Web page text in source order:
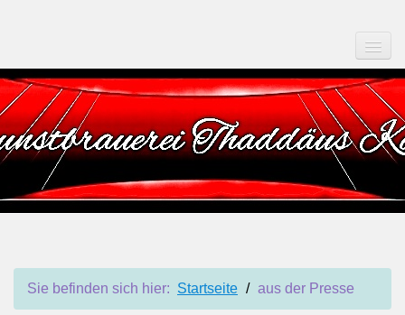
Startseite
Der Förderverein
Kartenreservierung
Beitrittserklärung
Sie befinden sich hier: Startseite / aus der Presse